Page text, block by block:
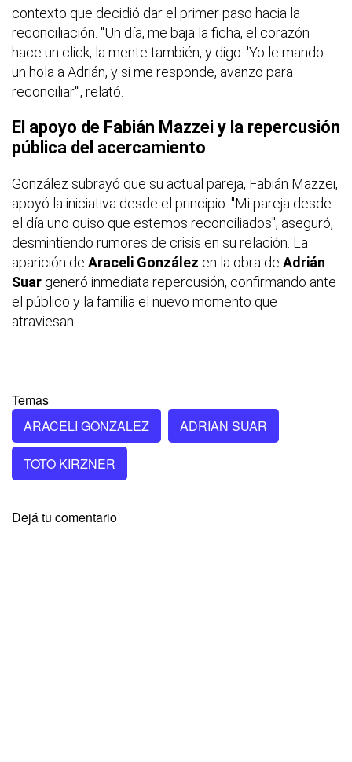
contexto que decidió dar el primer paso hacia la
reconciliación. "Un día, me baja la ficha, el corazón
hace un click, la mente también, y digo: 'Yo le mando
un hola a Adrián, y si me responde, avanzo para
reconciliar'", relató.
El apoyo de Fabián Mazzei y la repercusión
pública del acercamiento
González subrayó que su actual pareja, Fabián Mazzei,
apoyó la iniciativa desde el principio. "Mi pareja desde
el día uno quiso que estemos reconciliados", aseguró,
desmintiendo rumores de crisis en su relación. La
aparición de Araceli González en la obra de Adrián
Suar generó inmediata repercusión, confirmando ante
el público y la familia el nuevo momento que
atraviesan.
Temas
ARACELI GONZALEZ
ADRIAN SUAR
TOTO KIRZNER
Dejá tu comentario